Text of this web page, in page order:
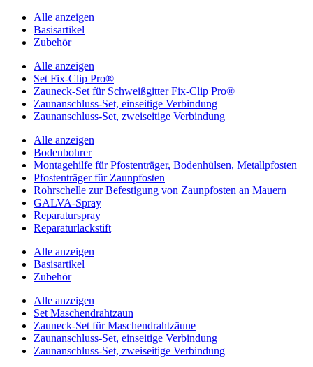
Alle anzeigen
Basisartikel
Zubehör
Alle anzeigen
Set Fix-Clip Pro®
Zauneck-Set für Schweißgitter Fix-Clip Pro®
Zaunanschluss-Set, einseitige Verbindung
Zaunanschluss-Set, zweiseitige Verbindung
Alle anzeigen
Bodenbohrer
Montagehilfe für Pfostenträger, Bodenhülsen, Metallpfosten
Pfostenträger für Zaunpfosten
Rohrschelle zur Befestigung von Zaunpfosten an Mauern
GALVA-Spray
Reparaturspray
Reparaturlackstift
Alle anzeigen
Basisartikel
Zubehör
Alle anzeigen
Set Maschendrahtzaun
Zauneck-Set für Maschendrahtzäune
Zaunanschluss-Set, einseitige Verbindung
Zaunanschluss-Set, zweiseitige Verbindung